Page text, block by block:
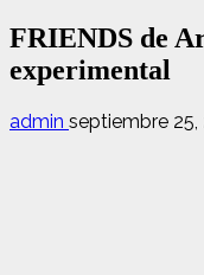
FRIENDS de
experimental
admin septiembre 25,